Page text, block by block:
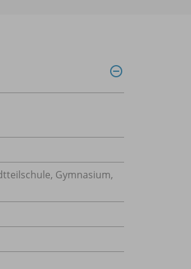
Gymnasium,